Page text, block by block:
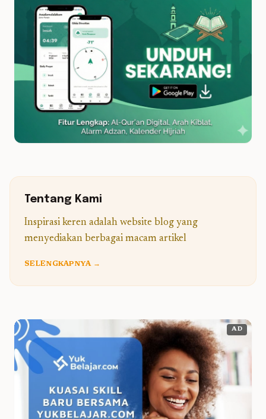
Tentang Kami
Inspirasi keren adalah website blog yang
menyediakan berbagai macam artikel
SELENGKAPNYA →
AD